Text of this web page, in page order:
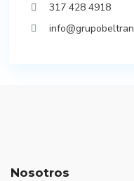
317 428 4918
info@grupobeltran
Nosotros